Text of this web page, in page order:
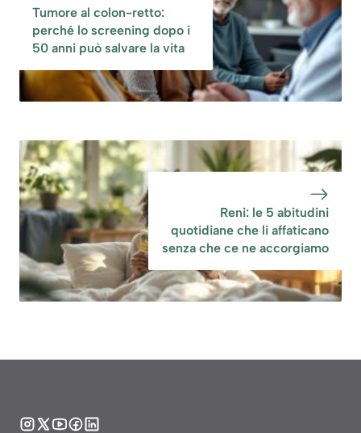
Tumore al colon-retto:
perché lo screening dopo i
50 anni può salvare la vita
Reni: le 5 abitudini
quotidiane che li affaticano
senza che ce ne accorgiamo